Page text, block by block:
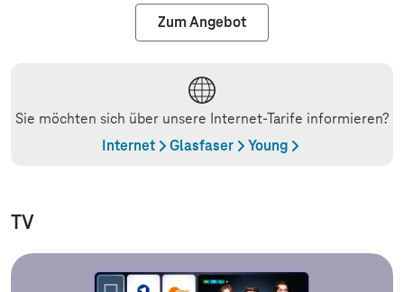
Zum Angebot
Sie möchten sich über unsere Internet-Tarife informieren?
Internet
Glasfaser Young
TV